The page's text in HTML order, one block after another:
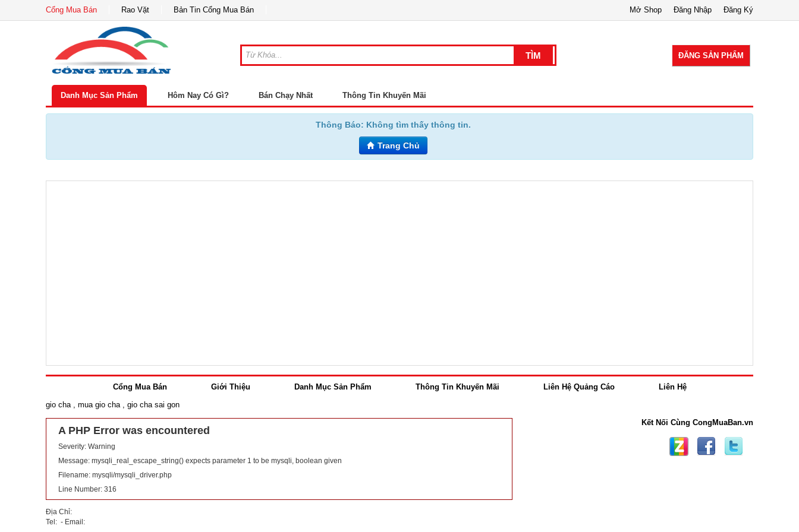
Cổng Mua Bán Rao Vặt Bản Tin Cổng Mua Bán Đăng Ký
Đăng Nhập
Mở Shop
ĐĂNG SẢN PHẨM
Danh Mục Sản Phẩm Hôm Nay Có Gì? Bán Chạy Nhất Thông Tin Khuyến Mãi
Thông Báo: Không tìm thấy thông tin.
Trang Chủ
Cổng Mua Bán Giới Thiệu Danh Mục Sản Phẩm Thông Tin Khuyến Mãi Liên Hệ Quảng Cáo
Liên Hệ
gio cha
mua gio cha gio cha sai gon
A PHP Error was encountered
Severity: Warning
Message: mysqli_real_escape_string() expects parameter 1 to be mysqli, boolean given
Filename: mysqli/mysqli_driver.php
Line Number: 316
Địa Chỉ:
Tel: - Email:
Kết Nối Cùng CongMuaBan.vn